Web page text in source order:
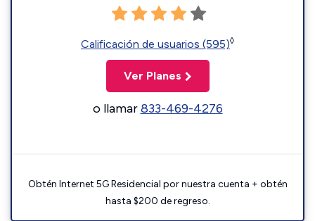
Calificación de usuarios (595)◊
Ver Planes
o llamar833-469-4276
Obtén Internet 5G Residencial por nuestra cuenta + obtén
hasta $200 de regreso.